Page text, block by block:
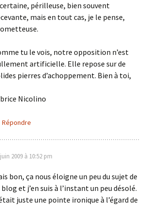
périlleuse, bien souvent
mais en tout cas, je le pense,
tu le vois, notre opposition n’est
artificielle. Elle repose sur de
pierres d’achoppement. Bien à toi,
Nicolino
Répondre
2009 à 10:52 pm
bon, ça nous éloigne un peu du sujet de
blog et j’en suis à l’instant un peu désolé.
juste une pointe ironique à l’égard de